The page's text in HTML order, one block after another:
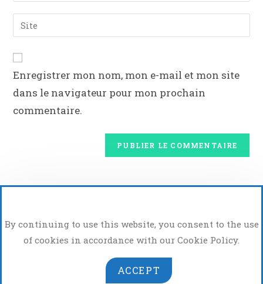
Enregistrer mon nom, mon e-mail et mon site
dans le navigateur pour mon prochain
commentaire.
By continuing to use this website, you consent to the use
of cookies in accordance with our Cookie Policy.
ACCEPT